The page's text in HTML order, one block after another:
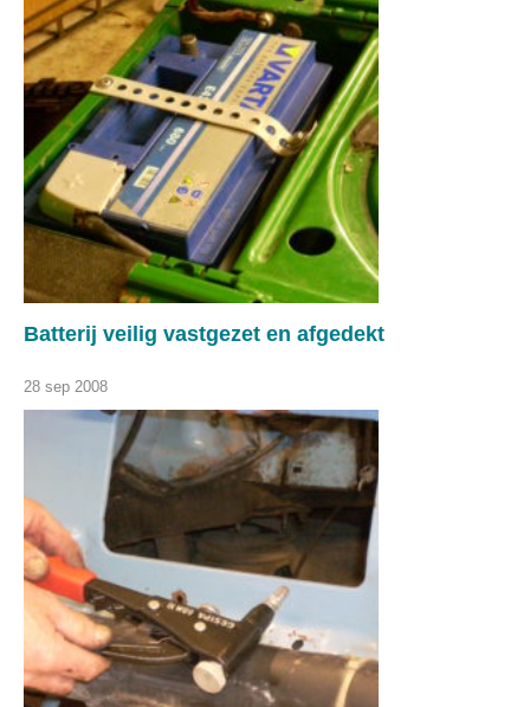
Batterij veilig vastgezet en afgedekt
28 sep 2008